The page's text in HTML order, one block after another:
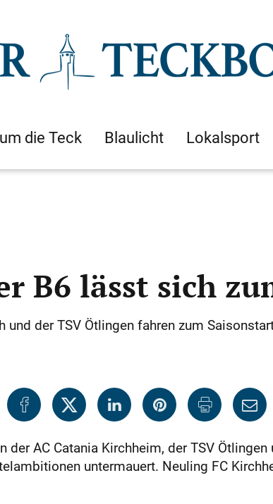
die Teck Blaulicht Lokalsport
B6 lässt sich
und der TSV Ötlingen fahren zum
AC Catania Kirchheim, der TSV
untermauert. Neuling FC